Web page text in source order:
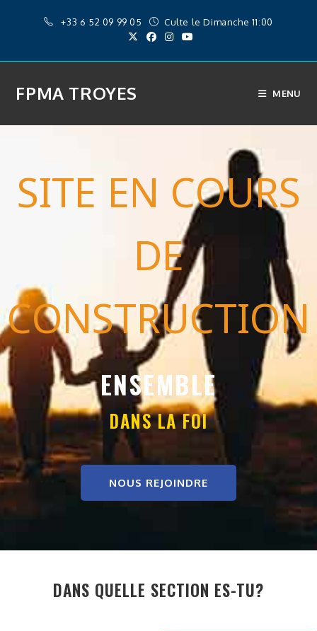
+33 6 52 09 99 05 Culte le Dimanche 11:00
FPMA TROYES MENU
SITE EN COURS
DE
CONSTRUCTION
ENSEMBLE
DANS LA FOI
NOUS REJOINDRE
DANS QUELLE SECTION ES-TU?